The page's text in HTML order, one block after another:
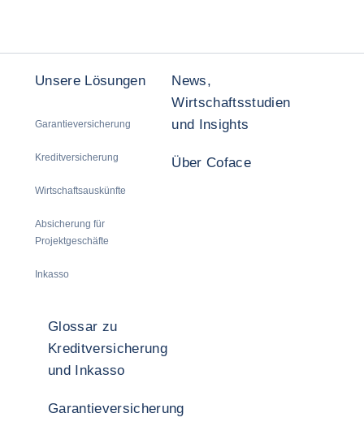
Unsere Lösungen
Garantieversicherung
Kreditversicherung
Wirtschaftsauskünfte
Absicherung für
Projektgeschäfte
Inkasso
News,
Wirtschaftsstudien
und Insights
Über Coface
Glossar zu
Kreditversicherung
und Inkasso
Garantieversicherung